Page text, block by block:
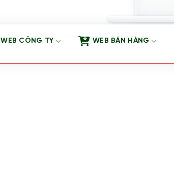
WEB CÔNG TY WEB BÁN HÀNG